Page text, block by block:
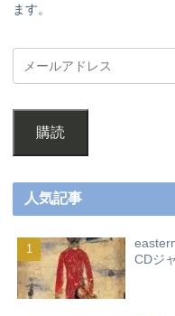
ます。
購読
人気記事
CDジ